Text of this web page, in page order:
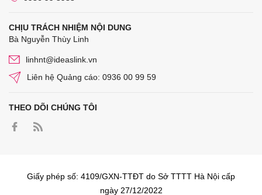
CHỊU TRÁCH NHIỆM NỘI DUNG
Bà Nguyễn Thùy Linh
linhnt@ideaslink.vn
Liên hệ Quảng cáo: 0936 00 99 59
THEO DÕI CHÚNG TÔI
Giấy phép số: 4109/GXN-TTĐT do Sở TTTT Hà Nội cấp
ngày 27/12/2022